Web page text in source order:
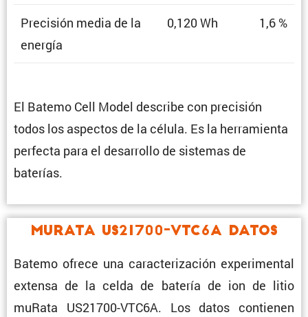
Preci­sión media de la
energía
0,120 Wh 1,6 %
El Batemo Cell Model describe con preci­sión
todos los aspectos de la célula. Es la herra­mienta
perfecta para el desarrollo de sistemas de
baterías.
muRata US21700-VTC6A Datos
Batemo ofrece una carac­te­ri­za­ción experi­mental
extensa de la celda de batería de ion de litio
muRata US21700-VTC6A. Los datos contienen